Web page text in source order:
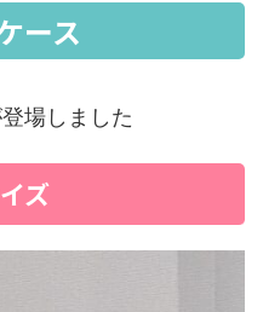
ース
場しました
ズ